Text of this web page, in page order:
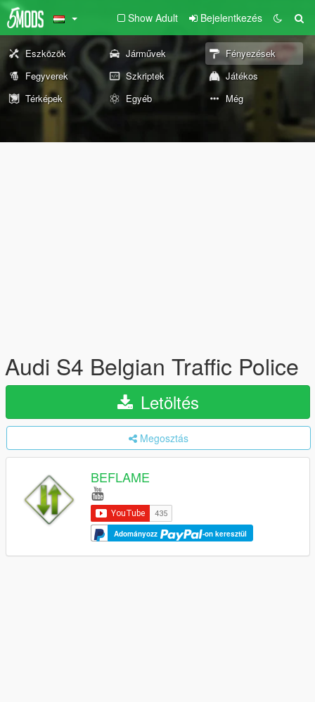
Show Adult Bejelentkezés
Eszközök Járművek
Fényezések
Fegyverek
Szkriptek
Játékos
Térképek
Egyéb Még
Audi S4 Belgian Traffic Police
Letöltés
Megosztás
BEFLAME
Adományozz -on keresztül